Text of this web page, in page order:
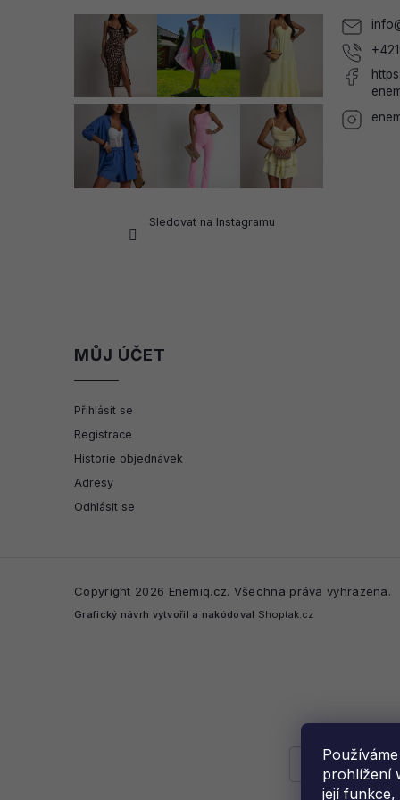
prohlížení
její
Sledovat na Instagramu
info
MŮJ ÚČET
Přihlásit se
Registrace
Historie objednávek
Adresy
Odhlásit se
Copyright 2026 Enemiq.cz. Všechna práva vyhrazena.
Grafický návrh vytvořil a nakódoval Shoptak.cz